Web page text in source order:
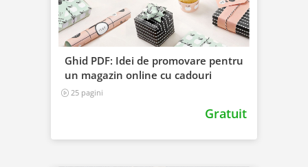
Ghid PDF: Idei de promovare pentru
un magazin online cu cadouri
25 pagini
Gratuit